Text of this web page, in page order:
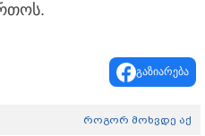
გაზიარება
როგორ მოხვდე აქ